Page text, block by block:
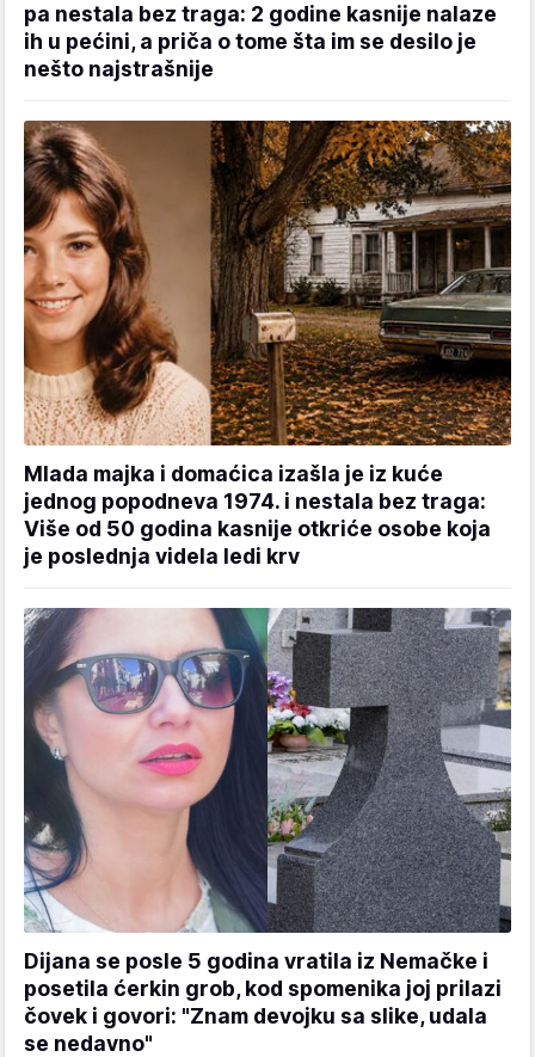
pa nestala bez traga: 2 godine kasnije nalaze
ih u pećini, a priča o tome šta im se desilo je
nešto najstrašnije
Mlada majka i domaćica izašla je iz kuće
jednog popodneva 1974. i nestala bez traga:
Više od 50 godina kasnije otkriće osobe koja
je poslednja videla ledi krv
Dijana se posle 5 godina vratila iz Nemačke i
posetila ćerkin grob, kod spomenika joj prilazi
čovek i govori: "Znam devojku sa slike, udala
se nedavno"